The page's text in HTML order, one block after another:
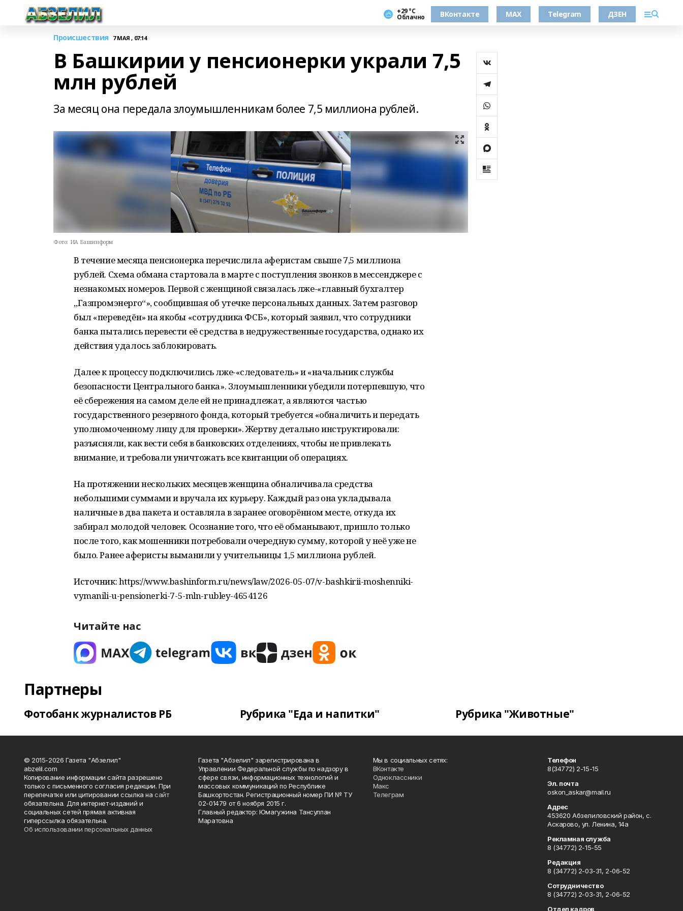
+29 °С
Облачно ВКонтакте MAX Telegram ДЗЕН
Происшествия 7 МАЯ , 07:14
В Башкирии у пенсионерки украли 7,5
млн рублей
За месяц она передала злоумышленникам более 7,5 миллиона рублей.
Фото: ИА Башинформ
В течение месяца пенсионерка перечислила аферистам свыше 7,5 миллиона
рублей. Схема обмана стартовала в марте с поступления звонков в мессенджере с
незнакомых номеров. Первой с женщиной связалась лже-«главный бухгалтер
„Газпромэнерго“», сообщившая об утечке персональных данных. Затем разговор
был «переведён» на якобы «сотрудника ФСБ», который заявил, что сотрудники
банка пытались перевести её средства в недружественные государства, однако их
действия удалось заблокировать.
Далее к процессу подключились лже-«следователь» и «начальник службы
безопасности Центрального банка». Злоумышленники убедили потерпевшую, что
её сбережения на самом деле ей не принадлежат, а являются частью
государственного резервного фонда, который требуется «обналичить и передать
уполномоченному лицу для проверки». Жертву детально инструктировали:
разъясняли, как вести себя в банковских отделениях, чтобы не привлекать
внимание, и требовали уничтожать все квитанции об операциях.
На протяжении нескольких месяцев женщина обналичивала средства
небольшими суммами и вручала их курьеру. Каждый раз она укладывала
наличные в два пакета и оставляла в заранее оговорённом месте, откуда их
забирал молодой человек. Осознание того, что её обманывают, пришло только
после того, как мошенники потребовали очередную сумму, которой у неё уже не
было. Ранее аферисты выманили у учительницы 1,5 миллиона рублей.
Источник: https://www.bashinform.ru/news/law/2026-05-07/v-bashkirii-moshenniki-
vymanili-u-pensionerki-7-5-mln-rubley-4654126
Читайте нас
Партнеры
Фотобанк журналистов РБ Рубрика "Еда и напитки" Рубрика "Животные"
© 2015-2026 Газета "Абзелил"
abzelil.com
Копирование информации сайта разрешено
только с письменного согласия редакции. При
перепечатке или цитировании ссылка на сайт
обязательна. Для интернет-изданий и
социальных сетей прямая активная
гиперссылка обязательна.
Об использовании персональных данных
Газета "Абзелил" зарегистрирована в
Управлении Федеральной службы по надзору в
сфере связи, информационных технологий и
массовых коммуникаций по Республике
Башкортостан. Регистрационный номер ПИ № ТУ
02-01479 от 6 ноября 2015 г.
Главный редактор: Юмагужина Тансулпан
Маратовна
Мы в социальных сетях:
ВКонтакте
Одноклассники
Макс
Телеграм
Телефон
8(34772) 2-15-15
Эл. почта
oskon_askar@mail.ru
Адрес
453620 Абзелиловский район, с.
Аскарово, ул. Ленина, 14а
Рекламная служба
8 (34772) 2-15-55
Редакция
8 (34772) 2-03-31, 2-06-52
Сотрудничество
8 (34772) 2-03-31, 2-06-52
Отдел кадров